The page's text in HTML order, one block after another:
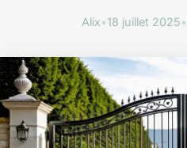
Alix•18 juillet 2025•